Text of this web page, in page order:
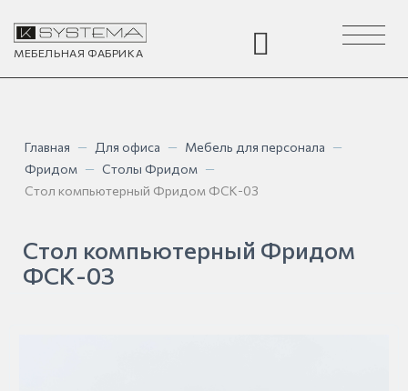
МЕБЕЛЬНАЯ ФАБРИКА
Toggle
navigation
Главная — Для офиса — Мебель для персонала —
Фридом — Столы Фридом —
Стол компьютерный Фридом ФСК-03
Стол компьютерный Фридом
ФСК-03